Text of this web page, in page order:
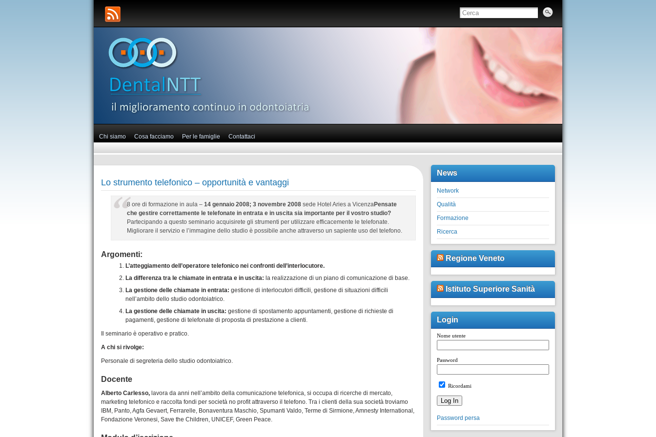
Chi siamo Cosa facciamo Per le famiglie Contattaci
Lo strumento telefonico – opportunità e vantaggi
8 ore di formazione in aula – 14 gennaio 2008; 3 novembre 2008 sede Hotel Aries a VicenzaPensate
che gestire correttamente le telefonate in entrata e in uscita sia importante per il vostro studio?
Partecipando a questo seminario acquisirete gli strumenti per utilizzare efficacemente le telefonate.
Migliorare il servizio e l’immagine dello studio è possibile anche attraverso un sapiente uso del telefono.
Argomenti:
L’atteggiamento dell’operatore telefonico nei confronti dell’interlocutore.
La differenza tra le chiamate in entrata e in uscita: la realizzazione di un piano di comunicazione di base.
La gestione delle chiamate in entrata: gestione di interlocutori difficili, gestione di situazioni difficili
nell’ambito dello studio odontoiatrico.
La gestione delle chiamate in uscita: gestione di spostamento appuntamenti, gestione di richieste di
pagamenti, gestione di telefonate di proposta di prestazione a clienti.
Il seminario è operativo e pratico.
A chi si rivolge:
Personale di segreteria dello studio odontoiatrico.
Docente
Alberto Carlesso, lavora da anni nell’ambito della comunicazione telefonica, si occupa di ricerche di mercato,
marketing telefonico e raccolta fondi per società no profit attraverso il telefono. Tra i clienti della sua società troviamo
IBM, Panto, Agfa Gevaert, Ferrarelle, Bonaventura Maschio, Spumanti Valdo, Terme di Sirmione, Amnesty International,
Fondazione Veronesi, Save the Children, UNICEF, Green Peace.
News
Network
Qualità
Formazione
Ricerca
Regione Veneto
Istituto Superiore Sanità
Login
Nome utente
Password
Ricordami
Password persa